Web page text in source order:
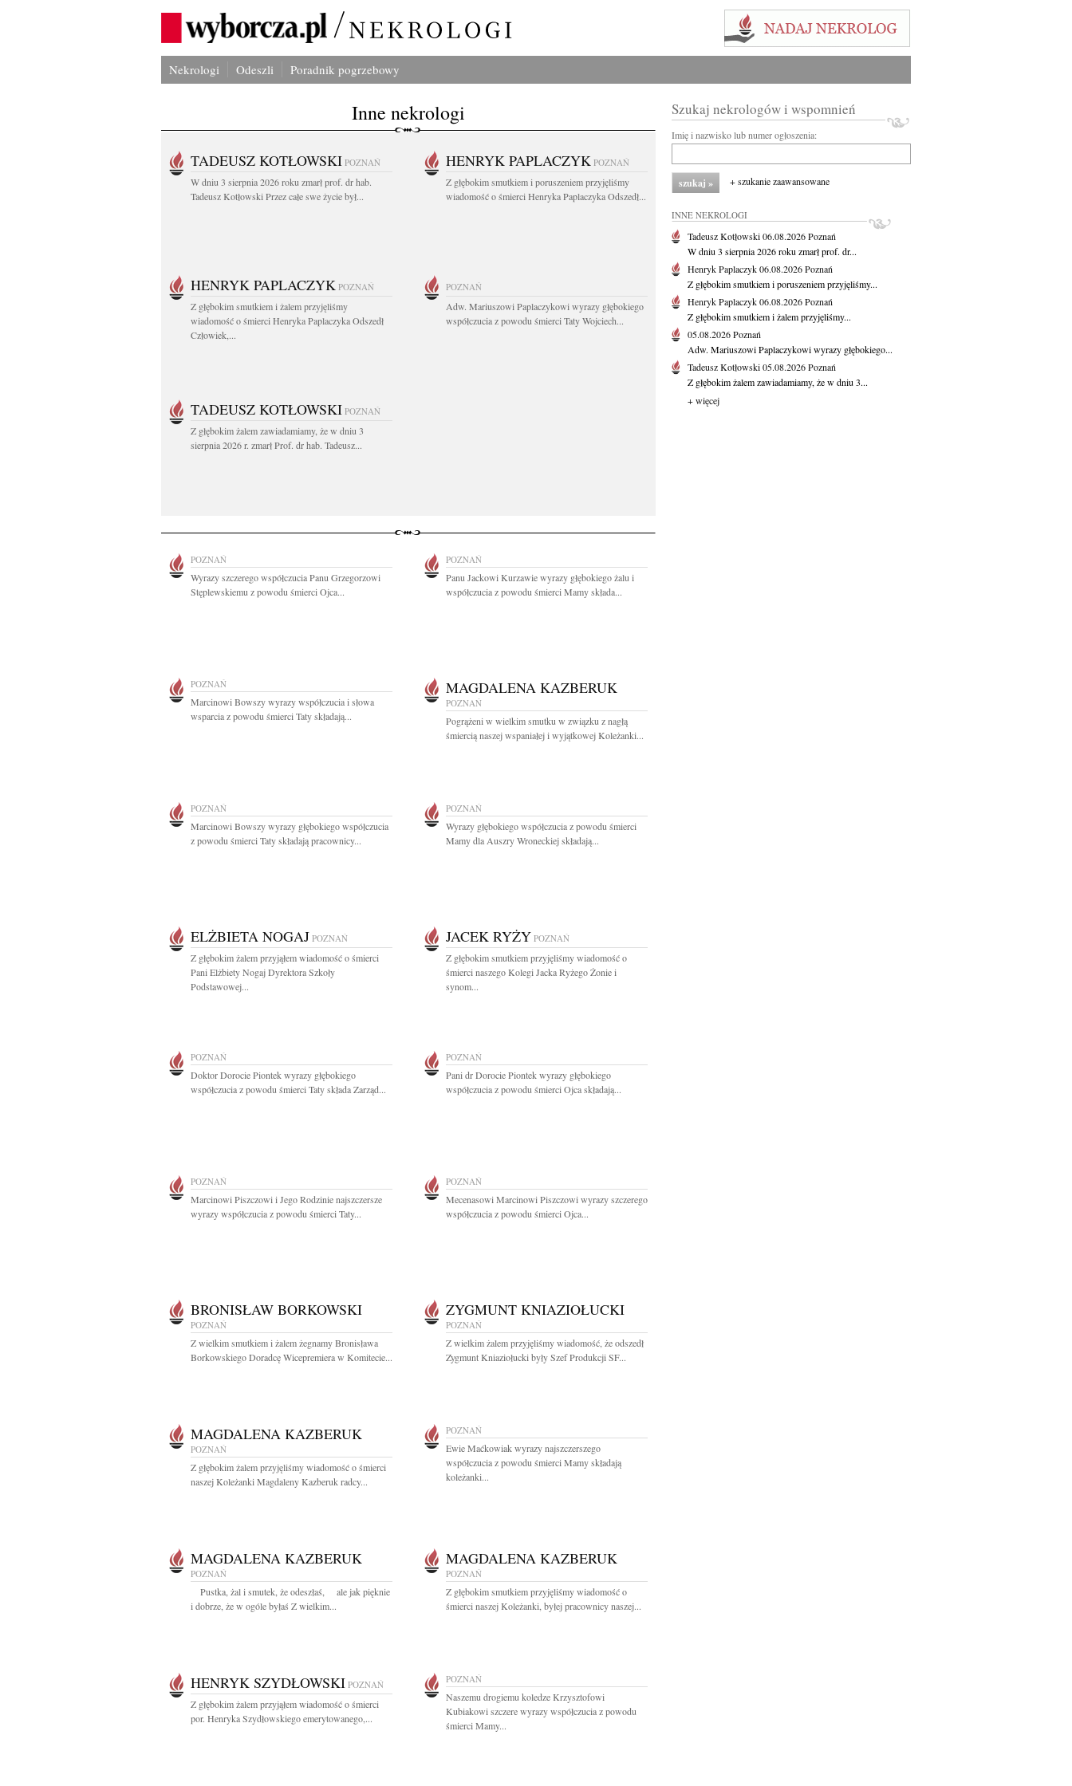
Nekrologi Odeszli Poradnik pogrzebowy
Inne nekrologi
TADEUSZ KOTŁOWSKI POZNAŃ
W dniu 3 sierpnia 2026 roku zmarł prof. dr hab.
Tadeusz Kotłowski Przez całe swe życie był...
HENRYK PAPLACZYK POZNAŃ
Z głębokim smutkiem i poruszeniem przyjęliśmy
wiadomość o śmierci Henryka Paplaczyka Odszedł...
HENRYK PAPLACZYK POZNAŃ
Z głębokim smutkiem i żalem przyjęliśmy
wiadomość o śmierci Henryka Paplaczyka Odszedł
Człowiek,...
POZNAŃ
Adw. Mariuszowi Paplaczykowi wyrazy głębokiego
współczucia z powodu śmierci Taty Wojciech...
TADEUSZ KOTŁOWSKI POZNAŃ
Z głębokim żalem zawiadamiamy, że w dniu 3
sierpnia 2026 r. zmarł Prof. dr hab. Tadeusz...
POZNAŃ
Wyrazy szczerego współczucia Panu Grzegorzowi
Stęplewskiemu z powodu śmierci Ojca...
POZNAŃ
Panu Jackowi Kurzawie wyrazy głębokiego żalu i
współczucia z powodu śmierci Mamy składa...
POZNAŃ
Marcinowi Bowszy wyrazy współczucia i słowa
wsparcia z powodu śmierci Taty składają...
MAGDALENA KAZBERUK
POZNAŃ
Pogrążeni w wielkim smutku w związku z nagłą
śmiercią naszej wspaniałej i wyjątkowej Koleżanki...
POZNAŃ
Marcinowi Bowszy wyrazy głębokiego współczucia
z powodu śmierci Taty składają pracownicy...
POZNAŃ
Wyrazy głębokiego współczucia z powodu śmierci
Mamy dla Auszry Wroneckiej składają...
ELŻBIETA NOGAJ POZNAŃ
Z głębokim żalem przyjąłem wiadomość o śmierci
Pani Elżbiety Nogaj Dyrektora Szkoły
Podstawowej...
JACEK RYŻY POZNAŃ
Z głębokim smutkiem przyjęliśmy wiadomość o
śmierci naszego Kolegi Jacka Ryżego Żonie i
synom...
POZNAŃ
Doktor Dorocie Piontek wyrazy głębokiego
współczucia z powodu śmierci Taty składa Zarząd...
POZNAŃ
Pani dr Dorocie Piontek wyrazy głębokiego
współczucia z powodu śmierci Ojca składają...
POZNAŃ
Marcinowi Piszczowi i Jego Rodzinie najszczersze
wyrazy współczucia z powodu śmierci Taty...
POZNAŃ
Mecenasowi Marcinowi Piszczowi wyrazy szczerego
współczucia z powodu śmierci Ojca...
BRONISŁAW BORKOWSKI
POZNAŃ
Z wielkim smutkiem i żalem żegnamy Bronisława
Borkowskiego Doradcę Wicepremiera w Komitecie...
ZYGMUNT KNIAZIOŁUCKI
POZNAŃ
Z wielkim żalem przyjęliśmy wiadomość, że odszedł
Zygmunt Kniaziołucki były Szef Produkcji SF...
MAGDALENA KAZBERUK
POZNAŃ
Z głębokim żalem przyjęliśmy wiadomość o śmierci
naszej Koleżanki Magdaleny Kazberuk radcy...
POZNAŃ
Ewie Maćkowiak wyrazy najszczerszego
współczucia z powodu śmierci Mamy składają
koleżanki...
MAGDALENA KAZBERUK
POZNAŃ
Pustka, żal i smutek, że odeszłaś, ale jak pięknie
i dobrze, że w ogóle byłaś Z wielkim...
MAGDALENA KAZBERUK
POZNAŃ
Z głębokim smutkiem przyjęliśmy wiadomość o
śmierci naszej Koleżanki, byłej pracownicy naszej...
HENRYK SZYDŁOWSKI POZNAŃ
Z głębokim żalem przyjąłem wiadomość o śmierci
por. Henryka Szydłowskiego emerytowanego,...
POZNAŃ
Naszemu drogiemu koledze Krzysztofowi
Kubiakowi szczere wyrazy współczucia z powodu
śmierci Mamy...
Szukaj nekrologów i wspomnień
Imię i nazwisko lub numer ogłoszenia:
+ szukanie zaawansowane
INNE NEKROLOGI
Tadeusz Kotłowski06.08.2026Poznań
W dniu 3 sierpnia 2026 roku zmarł prof. dr...
Henryk Paplaczyk06.08.2026Poznań
Z głębokim smutkiem i poruszeniem przyjęliśmy...
Henryk Paplaczyk06.08.2026Poznań
Z głębokim smutkiem i żalem przyjęliśmy...
05.08.2026Poznań
Adw. Mariuszowi Paplaczykowi wyrazy głębokiego...
Tadeusz Kotłowski05.08.2026Poznań
Z głębokim żalem zawiadamiamy, że w dniu 3...
+ więcej